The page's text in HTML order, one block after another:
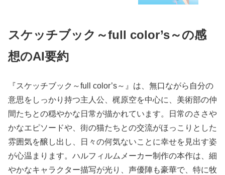
スケッチブック～full color’s～の感
想のAI要約
『スケッチブック～full color’s～』は、無口ながら自分の
意思をしっかり持つ主人公、梶原空を中心に、美術部の仲
間たちとの穏やかな日常が描かれています。日常のささや
かなエピソードや、街の猫たちとの交流がほっこりとした
雰囲気を醸し出し、日々の何気ないことに幸せを見出す姿
が心温まります。ハルフィルムメーカー制作の本作は、細
やかなキャラクター描写が光り、声優陣も豪華で、特に牧